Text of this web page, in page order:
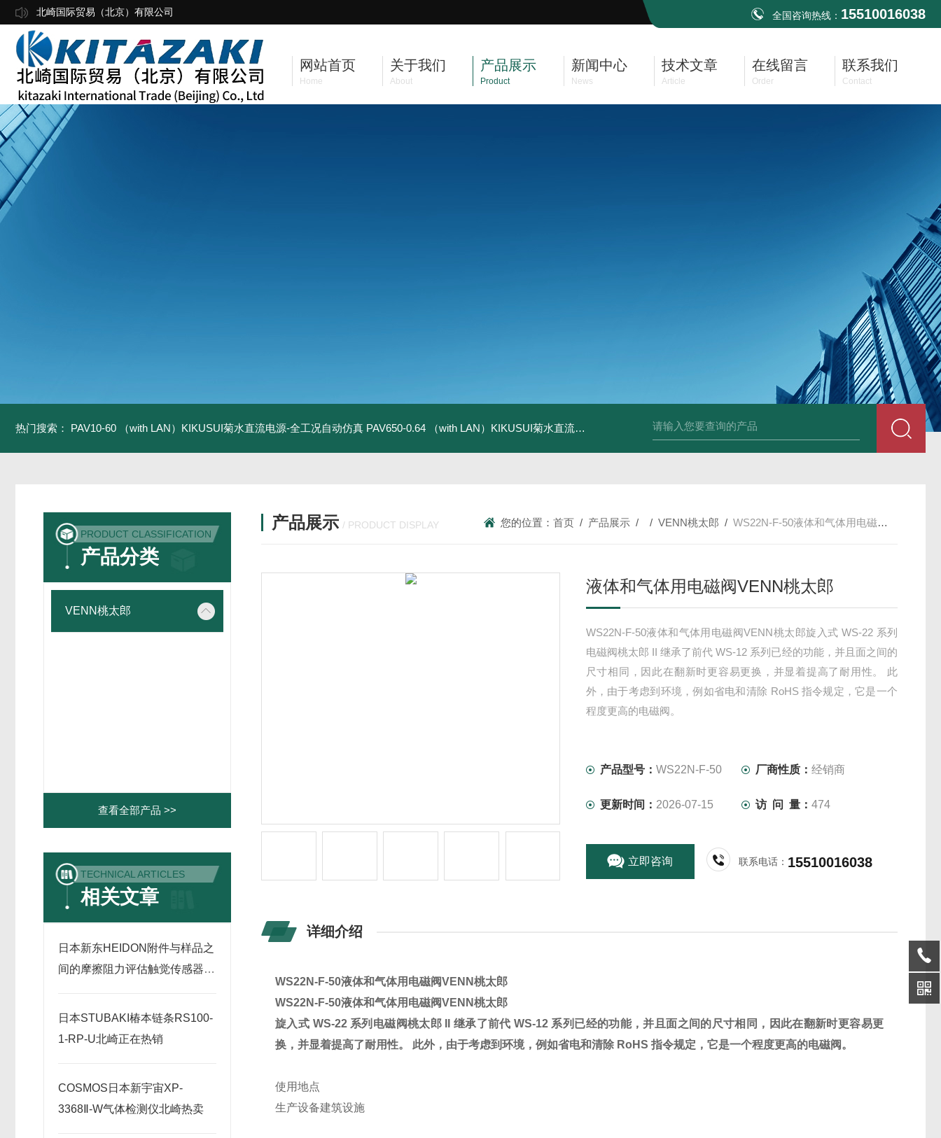
北崎国际贸易（北京）有限公司 全国咨询热线： 15510016038
网站首页
Home
关于我们
About
产品展示
Product
新闻中心
News
技术文章
Article
在线留言
Order
联系我们
Contact
热门搜索： PAV10-60 （with LAN）KIKUSUI菊水直流电源-全工况自动仿真 PAV650-0.64 （with LAN）KIKUSUI菊水直流电源-四象限节能测试 PAV320-1.3 （with LAN）KIKUSUI菊水直流电源-故障快
PRODUCT CLASSIFICATION
产品分类
VENN桃太郎
查看全部产品 >>
TECHNICAL ARTICLES
相关文章
日本新东HEIDON附件与样品之
间的摩擦阻力评估触觉传感器
日本STUBAKI椿本链条RS100-
1-RP-U北崎正在热销
COSMOS日本新宇宙XP-
3368Ⅱ-W气体检测仪北崎热卖
产品展示 / PRODUCT DISPLAY 您的位置：首页 / 产品展示 / /VENN桃太郎 /WS22N-F-50液体和气体用电磁阀VENN桃太郎
液体和气体用电磁阀VENN桃太郎
WS22N-F-50液体和气体用电磁阀VENN桃太郎旋入式 WS-22 系列
电磁阀桃太郎 II 继承了前代 WS-12 系列已经的功能，并且面之间的
尺寸相同，因此在翻新时更容易更换，并显着提高了耐用性。 此
外，由于考虑到环境，例如省电和清除 RoHS 指令规定，它是一个
程度更高的电磁阀。
产品型号： WS22N-F-50 厂商性质：经销商
更新时间： 2026-07-15 访 问 量：474
立即咨询 联系电话： 15510016038
详细介绍
WS22N-F-50液体和气体用电磁阀VENN桃太郎
WS22N-F-50液体和气体用电磁阀VENN桃太郎
旋入式 WS-22 系列电磁阀桃太郎 II 继承了前代 WS-12 系列已经的功能，并且面之间的尺寸相同，因此在翻新时更容易更
换，并显着提高了耐用性。 此外，由于考虑到环境，例如省电和清除 RoHS 指令规定，它是一个程度更高的电磁阀。
使用地点
生产设备建筑设施